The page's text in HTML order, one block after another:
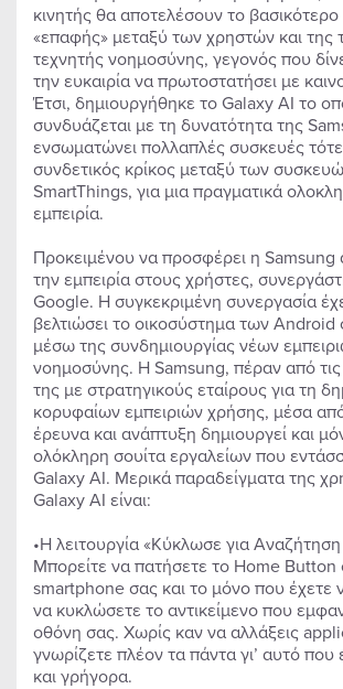
κινητής θα αποτελέσουν το
«επαφής» μεταξύ των χρηστών και της
τεχνητής νοημοσύνης, γεγονός που
την ευκαιρία να πρωτοστατήσει με
Έτσι, δημιουργήθηκε το Galaxy AI το
συνδυάζεται με τη δυνατότητα της
ενσωματώνει πολλαπλές συσκευές τότε
συνδετικός κρίκος μεταξύ των
SmartThings, για μια πραγματικά
εμπειρία.
Προκειμένου να προσφέρει η Samsung
την εμπειρία στους χρήστες,
Google. Η συγκεκριμένη συνεργασία
βελτιώσει το οικοσύστημα των
μέσω της συνδημιουργίας νέων
νοημοσύνης. Η Samsung, πέραν από
της με στρατηγικούς εταίρους για τη
κορυφαίων εμπειριών χρήσης, μέσα
έρευνα και ανάπτυξη δημιουργεί και
ολόκληρη σουίτα εργαλείων που
Galaxy AI. Μερικά παραδείγματα της
Galaxy AI είναι:
•H λειτουργία «Κύκλωσε για
Μπορείτε να πατήσετε το Home Button
smartphone σας και το μόνο που έχετε
να κυκλώσετε το αντικείμενο που
οθόνη σας. Χωρίς καν να αλλάξεις
γνωρίζετε πλέον τα πάντα γι’ αυτό που
και γρήγορα.